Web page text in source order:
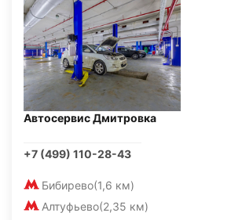
Автосервис Дмитровка
+7 (499) 110-28-43
Бибирево(1,6 км)
Алтуфьево(2,35 км)